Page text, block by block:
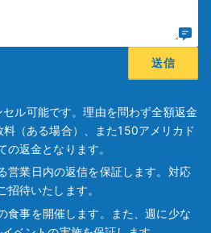
ル可能です。理由を問わず全額返金
（ある場合）、また150アメリカド
の返金となります。
営業日内の返信を保証します。対応
待いたします。
食事を開催します。また、週に少な